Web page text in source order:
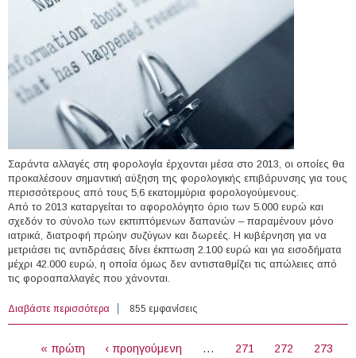
Σαράντα αλλαγές στη φορολογία έρχονται μέσα στο 2013, οι οποίες θα
προκαλέσουν σημαντική αύξηση της φορολογικής επιβάρυνσης για τους
περισσότερους από τους 5,6 εκατομμύρια φορολογούμενους.
Από το 2013 καταργείται το αφορολόγητο όριο των 5.000 ευρώ και
σχεδόν το σύνολο των εκπιπτόμενων δαπανών – παραμένουν μόνο
ιατρικά, διατροφή πρώην συζύγων και δωρεές. Η κυβέρνηση για να
μετριάσει τις αντιδράσεις δίνει έκπτωση 2.100 ευρώ και για εισοδήματα
μέχρι 42.000 ευρώ, η οποία όμως δεν αντισταθμίζει τις απώλειες από
τις φοροαπαλλαγές που χάνονται.
Διαβάστε περισσότερα για Οι 40 αλλαγές του φορολογικού που στοχεύουν σε
έσοδα 2,3 δισ.
855 εμφανίσεις
« πρώτη ‹ προηγούμενη … 271 272
273